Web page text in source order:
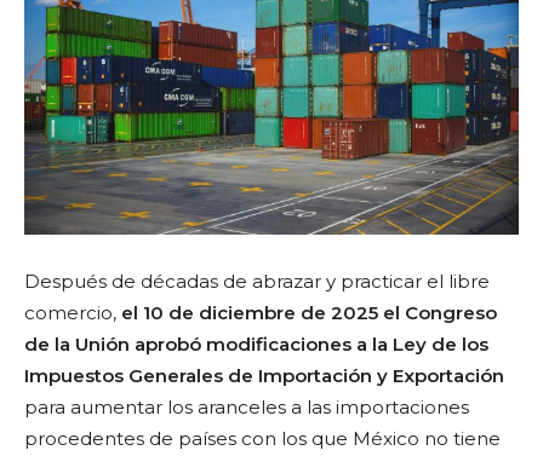
Después de décadas de abrazar y practicar el libre
comercio, el 10 de diciembre de 2025 el Congreso
de la Unión aprobó modificaciones a la Ley de los
Impuestos Generales de Importación y Exportación
para aumentar los aranceles a las importaciones
procedentes de países con los que México no tiene